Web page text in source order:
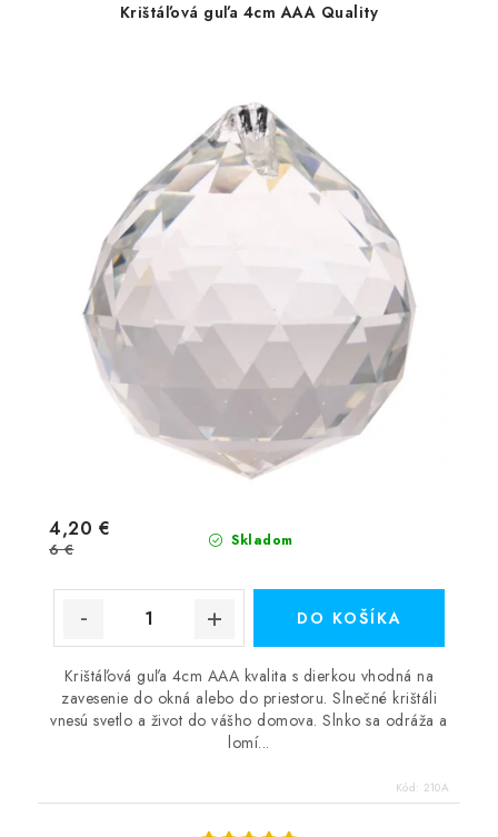
Krištáľová guľa 4cm AAA Quality
Skladom
4,20 €
6 €
DO KOŠÍKA
Krištáľová guľa 4cm AAA kvalita s dierkou vhodná na
zavesenie do okná alebo do priestoru. Slnečné krištáli
vnesú svetlo a život do vášho domova. Slnko sa odráža a
lomí...
Kód: 210A